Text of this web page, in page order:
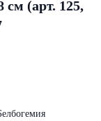
(арт. 125,